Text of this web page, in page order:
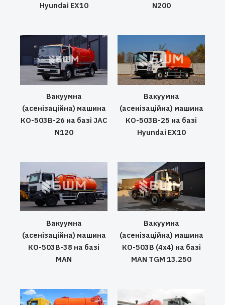
Hyundai EX10
N200
Вакуумна
(асенізаційна) машина
КО-503В-26 на базі JAC
N120
Вакуумна
(асенізаційна) машина
КО-503В-25 на базі
Hyundai EX10
Вакуумна
(асенізаційна) машина
КО-503В-38 на базі
MAN
Вакуумна
(асенізаційна) машина
КО-503В (4х4) на базі
MAN TGM 13.250